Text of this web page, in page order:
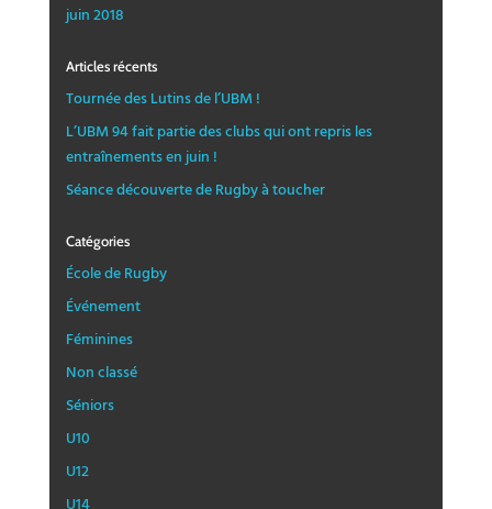
juin 2018
Articles récents
Tournée des Lutins de l’UBM !
L’UBM 94 fait partie des clubs qui ont repris les
entraînements en juin !
Séance découverte de Rugby à toucher
Catégories
École de Rugby
Événement
Féminines
Non classé
Séniors
U10
U12
U14